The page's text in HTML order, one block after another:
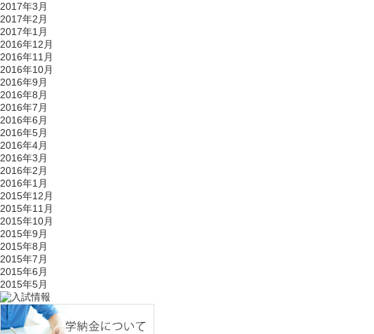
2017年3月
2017年2月
2017年1月
2016年12月
2016年11月
2016年10月
2016年9月
2016年8月
2016年7月
2016年6月
2016年5月
2016年4月
2016年3月
2016年2月
2016年1月
2015年12月
2015年11月
2015年10月
2015年9月
2015年8月
2015年7月
2015年6月
2015年5月